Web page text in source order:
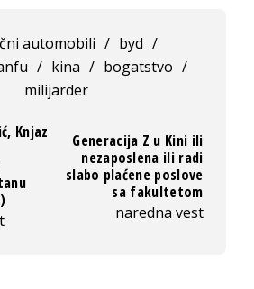
automobili / byd /
/ kina / bogatstvo /
milijarder
Knjaz
Generacija Z u Kini ili
nezaposlena ili radi
slabo plaćene poslove
sa fakultetom
naredna vest